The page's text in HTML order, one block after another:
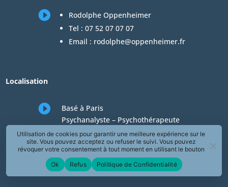

Rodolphe Oppenheimer
Tel : 07 52 07 07 07
Email : rodolphe@oppenheimer.fr
Localisation

Basé à Paris
Psychanalyste – Psychothérapeute
Consultations en téléconsultation de
psychologie
Zones desservies en téléconsultation de psychologie
Utilisation de cookies pour garantir une meilleure expérience sur le
site. Vous pouvez acceptez ou refuser le suivi. Vous pouvez
révoquer votre consentement à tout moment en utilisant le bouton
« Révoquer le consentement » présent dans la page de Politique de
Confidentialité.
Ok Refus Politique de Confidentialité